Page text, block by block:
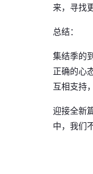
来，寻找
总结：
集结季的
正确的心
互相支持
迎接全新
中，我们